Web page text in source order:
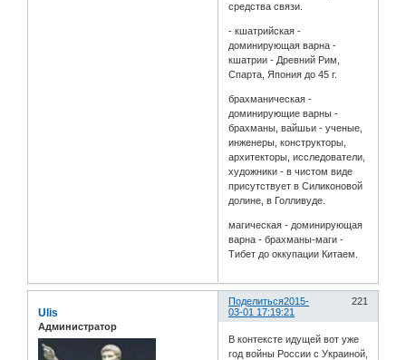
средства связи.
- кшатрийская -
доминирующая варна -
кшатрии - Древний Рим,
Спарта, Япония до 45 г.
брахманическая -
доминирующие варны -
брахманы, вайшьи - ученые,
инженеры, конструкторы,
архитекторы, исследователи,
художники - в чистом виде
присутствует в Силиконовой
долине, в Голливуде.
магическая - доминирующая
варна - брахманы-маги -
Тибет до оккупации Китаем.
Поделиться 221
2015-
03-01 17:19:21
Ulis
Администратор
В контексте идущей вот уже
год войны России с Украиной,